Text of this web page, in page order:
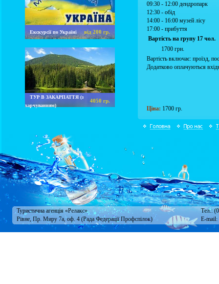
Екскурсії по Україні від 200 гр.
ТУР В ЗАКАРПАТТЯ (з
харчуванням)
4050 гр.
09:30 - 12:00 дендропарк
12:30 - обід
14:00 - 16:00 музей лісу
17:00 - прибуття
Вартість на групу 17 чол.
1700 грн.
Вартість включає: проїзд,
Додатково оплачуються
Ціна: 1700 гр.
Туристична агенція «Релакс»
Тел.:
Рівне, Пр. Миру 7а, оф. 4 (Рада Федерації Профспілок)
E-mail: